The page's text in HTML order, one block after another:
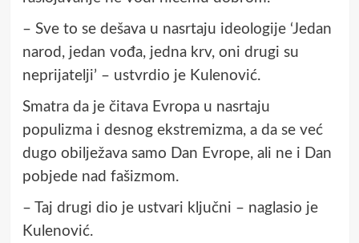
– Sve to se dešava u nasrtaju ideologije ‘Jedan
narod, jedan vođa, jedna krv, oni drugi su
neprijatelji’ – ustvrdio je Kulenović.
Smatra da je čitava Evropa u nasrtaju
populizma i desnog ekstremizma, a da se već
dugo obilježava samo Dan Evrope, ali ne i Dan
pobjede nad fašizmom.
– Taj drugi dio je ustvari ključni – naglasio je
Kulenović.